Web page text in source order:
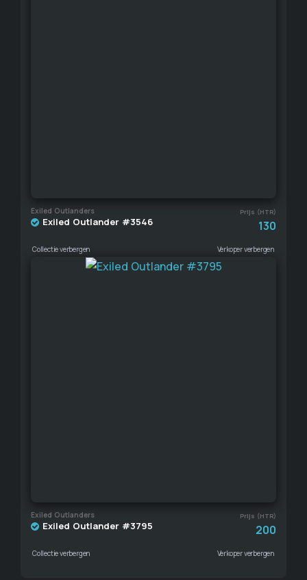
Exiled Outlanders Prijs (HTR)
Exiled Outlander #3546 130
Collectie verbergen Verkoper verbergen
Exiled Outlanders Prijs (HTR)
Exiled Outlander #3795 200
Collectie verbergen Verkoper verbergen